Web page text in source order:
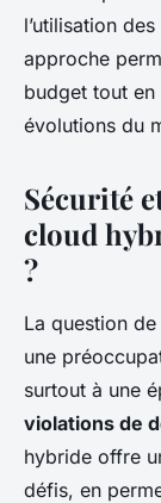
l’utilisation
approche
budget tout
évolutions du
Sécurité
cloud
?
La question de
une
surtout à une
violations de
hybride offre
défis, en